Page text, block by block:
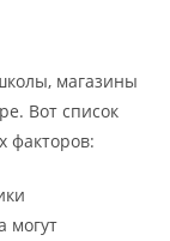
магазины
Вот список
факторов:
могут